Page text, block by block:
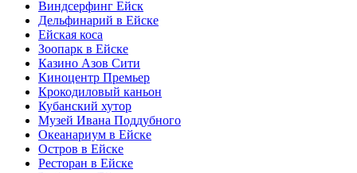
Виндсерфинг Ейск
Дельфинарий в Ейске
Ейская коса
Зоопарк в Ейске
Казино Азов Сити
Киноцентр Премьер
Крокодиловый каньон
Кубанский хутор
Музей Ивана Поддубного
Океанариум в Ейске
Остров в Ейске
Ресторан в Ейске